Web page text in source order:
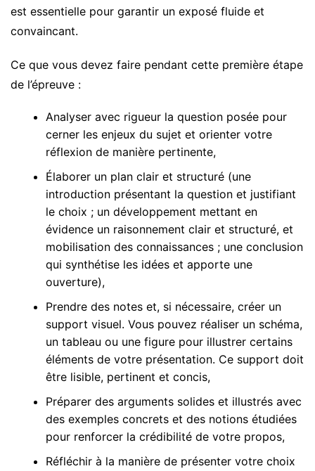
est essentielle pour garantir un exposé fluide et
convaincant.
Ce que vous devez faire pendant cette première étape
de l’épreuve :
Analyser avec rigueur la question posée pour
cerner les enjeux du sujet et orienter votre
réflexion de manière pertinente,
Élaborer un plan clair et structuré (une
introduction présentant la question et justifiant
le choix ; un développement mettant en
évidence un raisonnement clair et structuré, et
mobilisation des connaissances ; une conclusion
qui synthétise les idées et apporte une
ouverture),
Prendre des notes et, si nécessaire, créer un
support visuel. Vous pouvez réaliser un schéma,
un tableau ou une figure pour illustrer certains
éléments de votre présentation. Ce support doit
être lisible, pertinent et concis,
Préparer des arguments solides et illustrés avec
des exemples concrets et des notions étudiées
pour renforcer la crédibilité de votre propos,
Réfléchir à la manière de présenter votre choix